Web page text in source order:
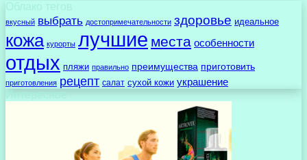
Облако тегов
вкусный выбрать достопримечательности здоровье идеальное
кожа курорты лучшие места особенности
отдых пляжи правильно преимущества приготовить
приготовления рецепт салат сухой кожи украшение